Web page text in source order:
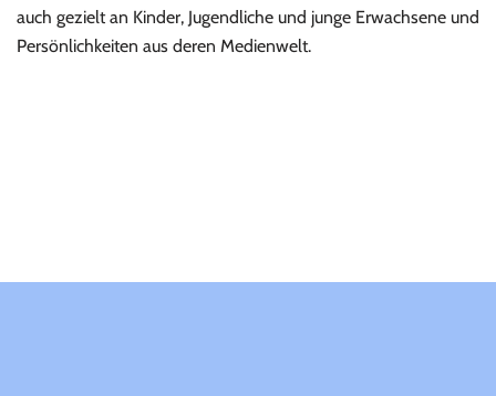
auch gezielt an Kinder, Jugendliche und junge Erwachsene und
Persönlichkeiten aus deren Medienwelt.